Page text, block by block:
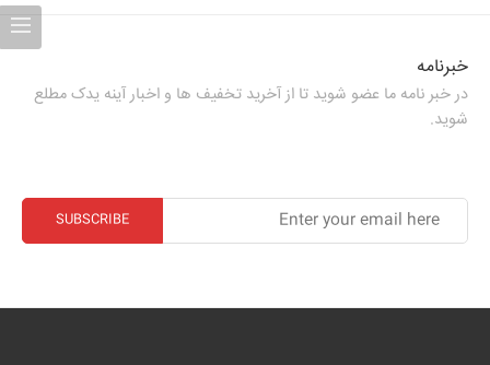
خبرنامه
در خبر نامه ما عضو شوید تا از آخرید تخفیف ها و اخبار آینه یدک مطلع
شوید.